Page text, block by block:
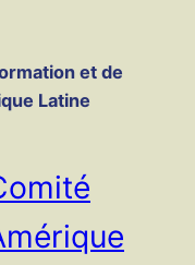
et de
Latine